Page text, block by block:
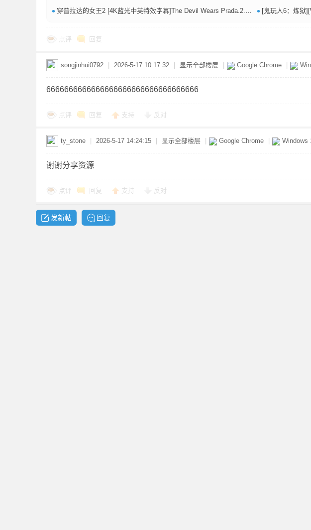
源
• 穿普拉达的女王2 [4K蓝光中英特效字幕]The Devil Wears Prada.2.2026.BD2160P.X265.10Bit.AC3.DDP5.1.English&Mandarin.CHS-ENG.JKYY[11G] • [鬼玩人6：炼狱][WEB-
点评 回复
songjinhui0792 2026-5-17 10:17:32 显示全部楼层 Google Chrome
6666666666666666666666666666666666
点评 回复 支持 反对
ty_stone 2026-5-17 14:24:15 显示全部楼层 Google Chrome Windows
谢谢分享资源
点评 回复 支持 反对
发新帖 回复